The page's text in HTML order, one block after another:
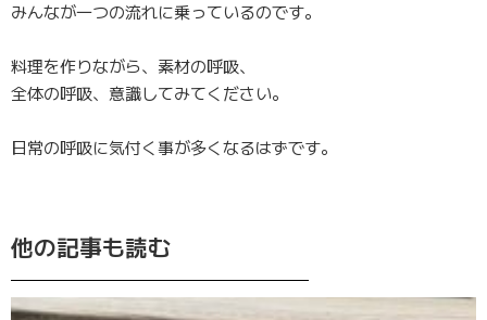
みんなが一つの流れに乗っているのです。
料理を作りながら、素材の呼吸、
全体の呼吸、意識してみてください。
日常の呼吸に気付く事が多くなるはずです。
他の記事も読む